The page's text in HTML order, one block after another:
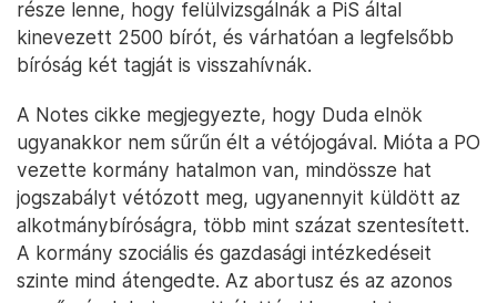
kormányzása alatt illiberális rendszert építő PiS által
bebetonozott személyeket és intézményeket. Az
alkotmánybíróság döntéseit is sokszor figyelmen
három tagját is szabálytalanul nevezték ki a PiS-
időkben. Mindenesetre Trzaskowski győzelmével a
következő parlamenti választásokig, 2027-ig
hátralévő két és fél évben könnyebb dolga lenne a
PO vezette koalíciónak, és befejezhetnék az
átalakításokat – vagy ahogy hívják, a rendszer
lezárását, adomknięcie systemut. Ennek fontos